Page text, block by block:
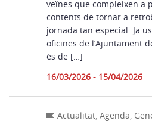
veïnes que compleixen a
contents de tornar a
jornada tan especial. Ja
oficines de l’Ajuntament
és de […]
16/03/2026 - 15/04/2026
Actualitat,Agenda,